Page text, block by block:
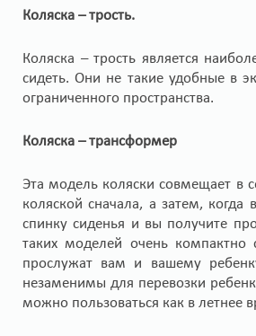
Коляска – трость.
Коляска – трость является
сидеть. Они не такие удобные в
ограниченного пространства.
Коляска – трансформер
Эта модель коляски совмещает в
коляской сначала, а затем,
спинку сиденья и вы получите
таких моделей очень
прослужат вам и вашему
незаменимы для перевозки
можно пользоваться как в летнее